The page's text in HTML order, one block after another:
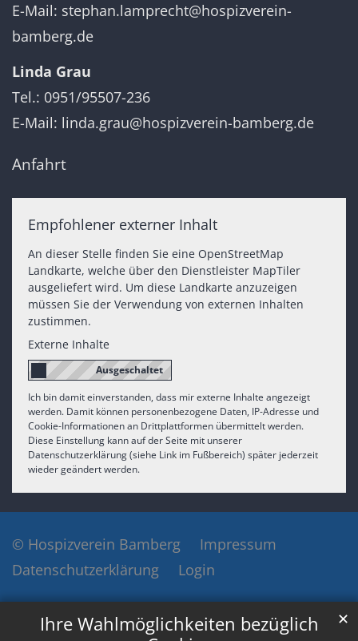
Ihre Wahlmöglichkeiten bezüglich
✕
E-Mail: stephan.lamprecht@hospizverein-
bamberg.de
Linda Grau
Tel.: 0951/95507-236
E-Mail: linda.grau@hospizverein-bamberg.de
Anfahrt
Empfohlener externer Inhalt
An dieser Stelle finden Sie eine OpenStreetMap
Landkarte, welche über den Dienstleister MapTiler
ausgeliefert wird. Um diese Landkarte anzuzeigen
müssen Sie der Verwendung von externen Inhalten
zustimmen.
Externe Inhalte
Ich bin damit einverstanden, dass mir externe Inhalte angezeigt
werden. Damit können personenbezogene Daten, IP-Adresse und
Cookie-Informationen an Drittplattformen übermittelt werden.
Diese Einstellung kann auf der Seite mit unserer
Datenschutzerklärung (siehe Link im Fußbereich) später jederzeit
wieder geändert werden.
© Hospizverein Bamberg
Impressum
Datenschutzerklärung
Login